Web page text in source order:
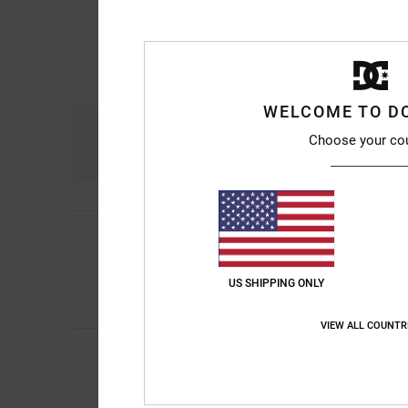
Diego9. luglio 2026
Comode e a un buon
Mostra originale -
Comfort
Comfort: 5/5
WELCOME TO
Choose your
US SHIPPING ONLY
VIEW ALL